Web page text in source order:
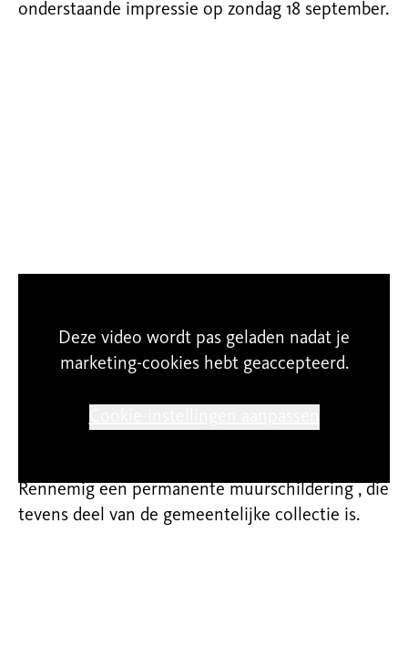
onderstaande impressie op zondag 18 september.
Deze video wordt pas geladen nadat je
marketing-cookies hebt geaccepteerd.
Muurschildering Bade in
huiskamer Rennemig
Rennemig een permanente muurschildering , die
tevens deel van de gemeentelijke collectie is.